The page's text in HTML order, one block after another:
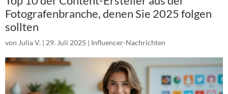
Fotografenbranche, denen Sie 2025 folgen
sollten
von Julia V. | 29. Juli 2025 | Influencer-Nachrichten